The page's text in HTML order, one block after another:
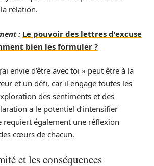
relation.
: Le pouvoir des lettres d'excuse
bien les formuler ?
envie d’être avec toi » peut être à la
et un défi, car il engage toutes les
des sentiments et des
a le potentiel d’intensifier
requiert également une réflexion
cœurs de chacun.
et les conséquences